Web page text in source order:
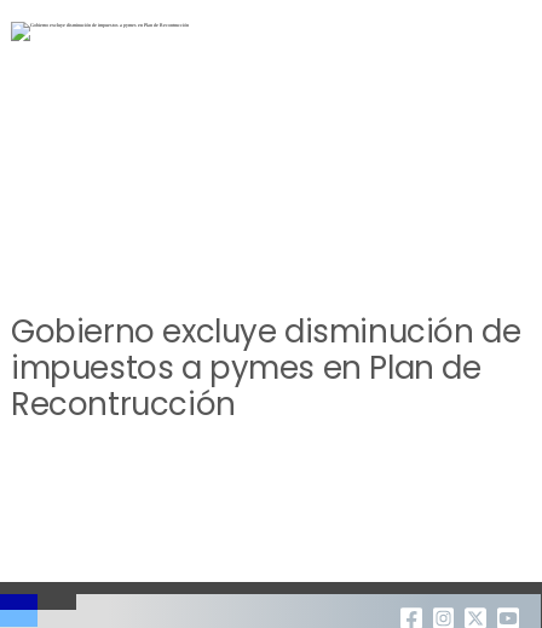
Gobierno excluye disminución de
impuestos a pymes en Plan de
Recontrucción